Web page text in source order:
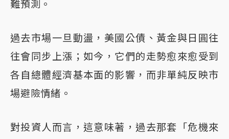
難預測。
過去市場一旦動盪，美國公債、黃金與日圓往
往會同步上漲；如今，它們的走勢愈來愈受到
各自總體經濟基本面的影響，而非單純反映市
場避險情緒。
對投資人而言，這意味著，過去那套「危機來